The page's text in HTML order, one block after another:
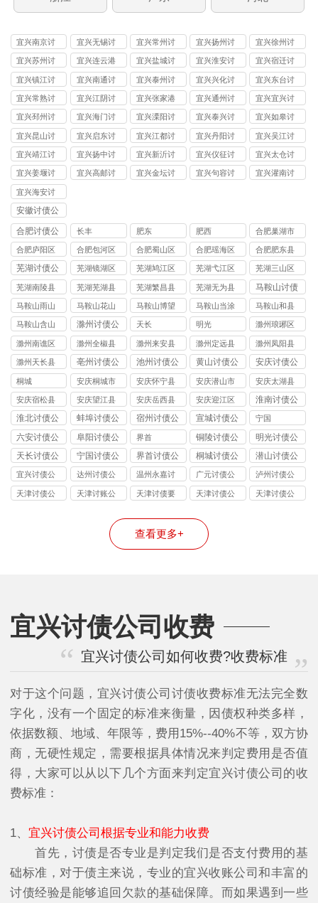
宜兴南京讨
债
宜兴无锡讨
债
宜兴常州讨
债
宜兴扬州讨
债
宜兴徐州讨
债
宜兴苏州讨
债
宜兴连云港
讨债
宜兴盐城讨
债
宜兴淮安讨
债
宜兴宿迁讨
债
宜兴镇江讨
债
宜兴南通讨
债
宜兴泰州讨
债
宜兴兴化讨
债
宜兴东台讨
债
宜兴常熟讨
债
宜兴江阴讨
债
宜兴张家港
讨债
宜兴通州讨
债
宜兴宜兴讨
债
宜兴邳州讨
债
宜兴海门讨
债
宜兴溧阳讨
债
宜兴泰兴讨
债
宜兴如皋讨
债
宜兴昆山讨
债
宜兴启东讨
债
宜兴江都讨
债
宜兴丹阳讨
债
宜兴吴江讨
债
宜兴靖江讨
债
宜兴扬中讨
债
宜兴新沂讨
债
宜兴仪征讨
债
宜兴太仓讨
债
宜兴姜堰讨
债
宜兴高邮讨
宜兴金坛讨
宜兴句容讨
宜兴灌南讨
宜兴海安讨
债
安徽讨债公
司
合肥讨债公
司
长丰 肥东 肥西
合肥巢湖市
讨债公司
合肥庐阳区
讨债公司
合肥包河区
讨债公司
合肥蜀山区
讨债公司
合肥瑶海区
讨债公司
合肥肥东县
讨债公司
芜湖讨债公
司
芜湖镜湖区
讨债公司
芜湖鸠江区
讨债公司
芜湖弋江区
讨债公司
芜湖三山区
讨债公司
芜湖南陵县
讨债公司
芜湖芜湖县
讨债公司
芜湖繁昌县
讨债公司
芜湖无为县
讨债公司
马鞍山讨债
公司
马鞍山雨山
区讨债公司
马鞍山花山
区讨债公司
马鞍山博望
区讨债公司
马鞍山当涂
县讨债公司
马鞍山和县
讨债公司
马鞍山含山
县讨债公司
滁州讨债公
司
天长 明光
滁州琅琊区
讨债公司
滁州南谯区
讨债公司
滁州全椒县
讨债公司
滁州来安县
讨债公司
滁州定远县
讨债公司
滁州凤阳县
讨债公司
滁州天长县
讨债公司
亳州讨债公
司
池州讨债公
司
黄山讨债公
司
安庆讨债公
司
桐城
安庆桐城市
讨债公司
安庆怀宁县
讨债公司
安庆潜山市
讨债公司
安庆太湖县
讨债公司
安庆宿松县
讨债公司
安庆望江县
讨债公司
安庆岳西县
讨债公司
安庆迎江区
讨债公司
淮南讨债公
司
淮北讨债公
司
蚌埠讨债公
司
宿州讨债公
司
宣城讨债公
司
宁国
六安讨债公
司
阜阳讨债公
司
界首
铜陵讨债公
司
明光讨债公
司
天长讨债公
司
宁国讨债公
司
界首讨债公
司
桐城讨债公
司
潜山讨债公
司
宜兴讨债公
司
达州讨债公
司
温州永嘉讨
债公司
广元讨债公
司
泸州讨债公
司
天津讨债公
天津讨账公
天津讨债要
天津讨债公
天津讨债公
查看更多+
宜兴讨债公司收费
宜兴讨债公司如何收费?收费标准
对于这个问题，宜兴讨债公司讨债收费标准无法完全数
字化，没有一个固定的标准来衡量，因债权种类多样，
依据数额、地域、年限等，费用15%--40%不等，双方协
商，无硬性规定，需要根据具体情况来判定费用是否值
得，大家可以从以下几个方面来判定宜兴讨债公司的收
费标准：
1、 宜兴讨债公司根据专业和能力收费
首先，讨债是否专业是判定我们是否支付费用的基
础标准，对于债主来说，专业的宜兴收账公司和丰富的
讨债经验是能够追回欠款的基础保障。而如果遇到一些